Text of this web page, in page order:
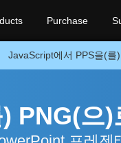
Purchase
JavaScript에서 PPS을(를
PNG(으)